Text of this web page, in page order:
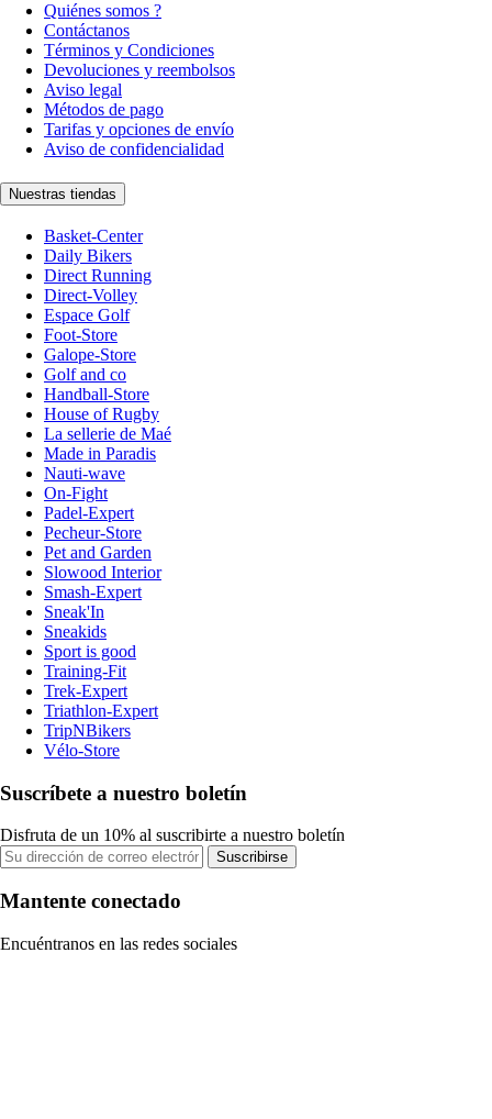
Quiénes somos ?
Contáctanos
Términos y Condiciones
Devoluciones y reembolsos
Aviso legal
Métodos de pago
Tarifas y opciones de envío
Aviso de confidencialidad
Nuestras tiendas
Basket-Center
Daily Bikers
Direct Running
Direct-Volley
Espace Golf
Foot-Store
Galope-Store
Golf and co
Handball-Store
House of Rugby
La sellerie de Maé
Made in Paradis
Nauti-wave
On-Fight
Padel-Expert
Pecheur-Store
Pet and Garden
Slowood Interior
Smash-Expert
Sneak'In
Sneakids
Sport is good
Training-Fit
Trek-Expert
Triathlon-Expert
TripNBikers
Vélo-Store
Suscríbete a nuestro boletín
Disfruta de un 10% al suscribirte a nuestro boletín
Suscribirse
Mantente conectado
Encuéntranos en las redes sociales